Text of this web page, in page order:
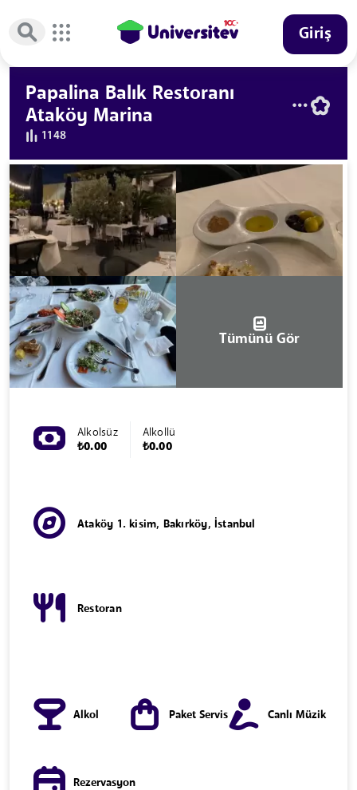
Giriş
Papalina Balık Restoranı
Ataköy Marina
1148
Tümünü Gör
Alkolsüz
₺0.00
Alkollü
₺0.00
Ataköy 1. kisim, Bakırköy, İstanbul
Restoran
Alkol Paket Servis Canlı Müzik
Rezervasyon